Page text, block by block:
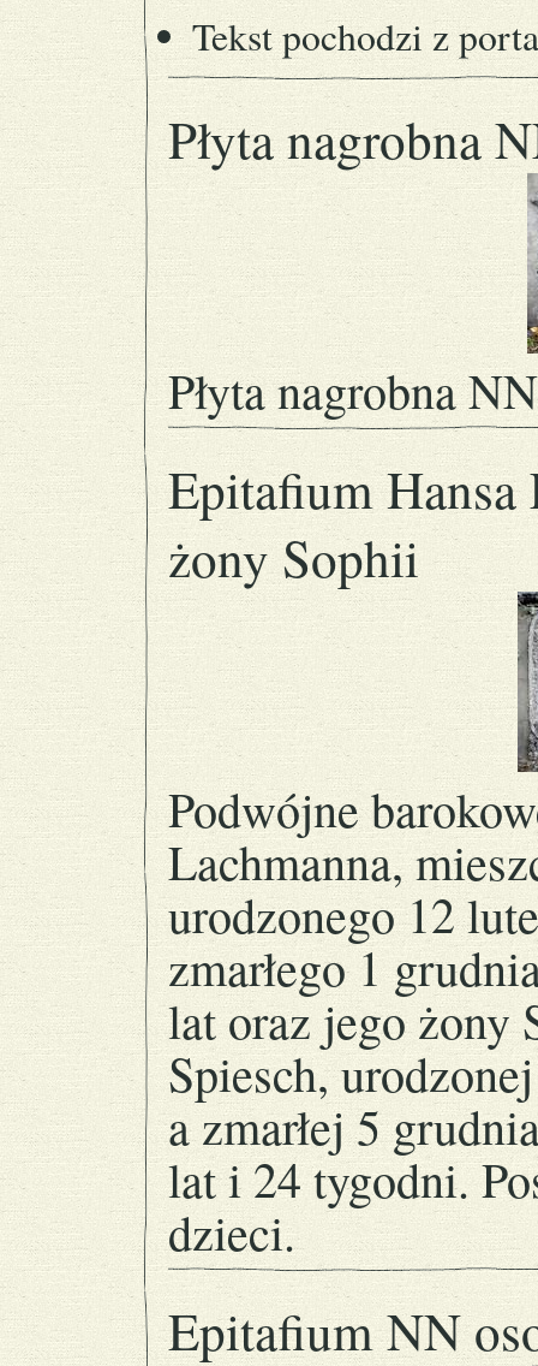
Tekst pochodzi z
Płyta nagrobna
Płyta nagrobna
Epitafium Hansa
żony Sophii
Podwójne
Lachmanna,
urodzonego 12
zmarłego 1
lat oraz jego żony
Spiesch,
a zmarłej 5
lat i 24 tygodni.
dzieci.
Epitafium NN